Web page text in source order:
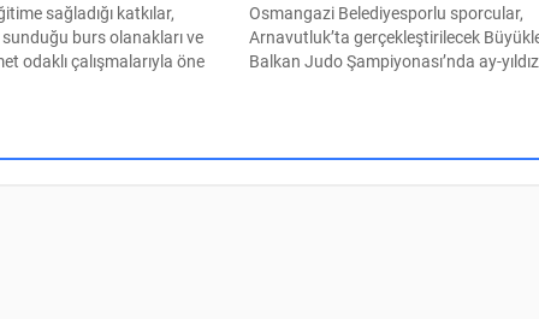
sağladığı katkılar,
burs olanakları ve
odaklı çalışmalarıyla öne
Ahmet Akın ve Vakıf
Osmangazi Belediyesporlu sporcular,
Arnavutluk’ta gerçekleştirilecek
Balkan Judo Şampiyonası’nda ay-
gururla dalgalandırmak için tatamiye